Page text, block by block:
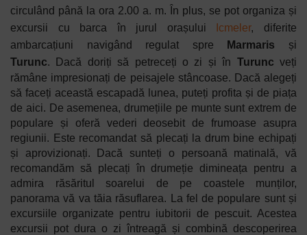
circulând până la ora 2.00 a. m. În plus, se pot organiza și
excursii cu barca în jurul orașului
Icmeler, diferite
ambarcațiuni navigând regulat spre
Marmaris și
Turunc. Dacă doriți să petreceți o zi și în Turunc veți
rămâne impresionați de peisajele stâncoase. Dacă alegeți
să faceți această escapadă lunea, puteți profita și de piața
de aici. De asemenea, drumețiile pe munte sunt extrem de
populare și oferă vederi deosebit de frumoase asupra
regiunii. Este recomandat să plecați la drum bine echipați
și aprovizionați. Dacă sunteți o persoană matinală, vă
recomandăm să plecați în drumeție dimineața pentru a
admira răsăritul soarelui de pe coastele munților,
panorama vă va tăia răsuflarea. La fel de populare sunt și
excursiile organizate pentru iubitorii de pescuit. Acestea
excursii pot dura o zi întreagă și combină descoperirea